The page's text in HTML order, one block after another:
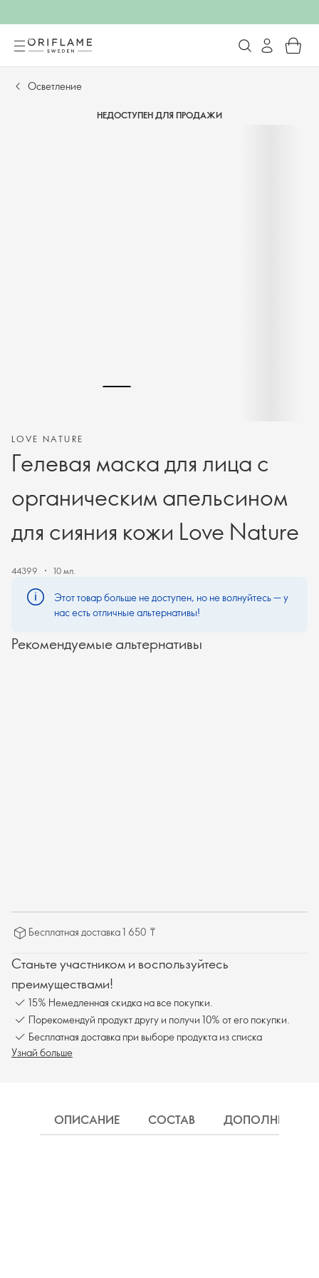
Осветление
НЕДОСТУПЕН ДЛЯ ПРОДАЖИ
LOVE NATURE
Гелевая маска для лица с
органическим апельсином
для сияния кожи Love Nature
44399 10 мл.
Этот товар больше не доступен, но не волнуйтесь — у
нас есть отличные альтернативы!
Рекомендуемые альтернативы
Бесплатная доставка 1 650 ₸
Станьте участником и воспользуйтесь
преимуществами!
15% Немедленная скидка на все покупки.
Порекомендуй продукт другу и получи 10% от его покупки.
Бесплатная доставка при выборе продукта из списка
Узнай больше
ОПИСАНИЕ СОСТАВ